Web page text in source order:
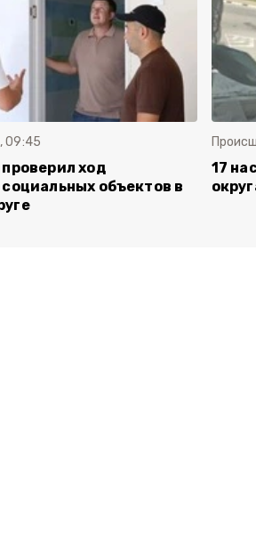
09:45
ход
объектов в
17